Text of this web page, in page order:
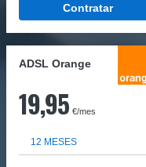
Contratar
ADSL Orange
19,95 €/mes
12 MESES